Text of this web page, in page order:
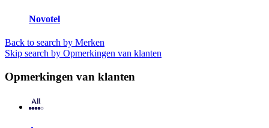
Novotel
Back to search by Merken
Skip search by Opmerkingen van klanten
Opmerkingen van klanten